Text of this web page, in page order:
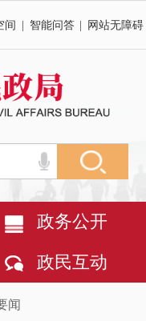
间 智能问答 网站无障碍
政务公开
政民互动
闻